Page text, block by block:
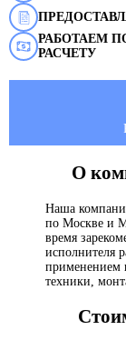
РАБОТАЕМ
РАСЧЕТУ
О
Наша
по Москве и
время
исполнителя
применением
техники,